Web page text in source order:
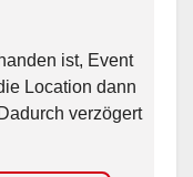
ist, Event
Location dann
verzögert